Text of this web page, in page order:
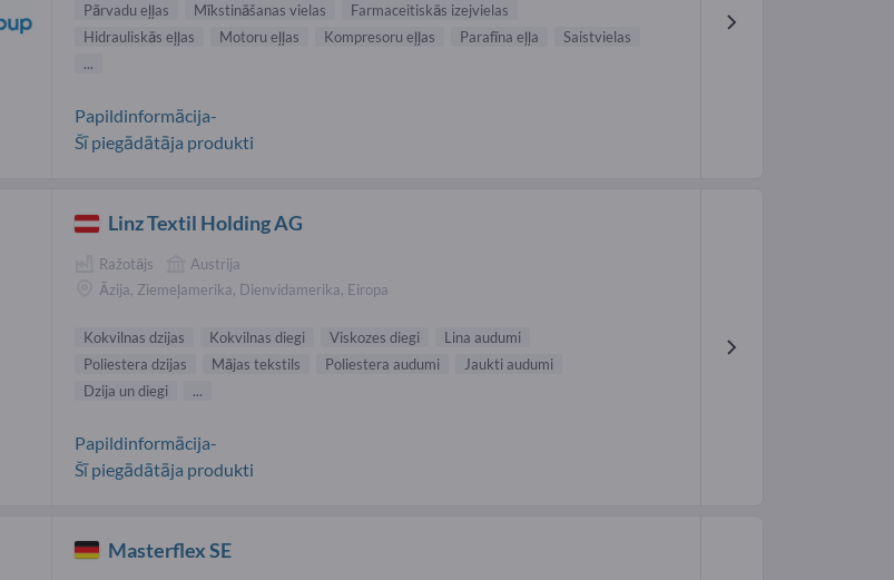
Pārvadu eļļas Mīkstināšanas vielas
Farmaceitiskās izejvielas
Hidrauliskās eļļas
Motoru eļļas Kompresoru eļļas Parafīna eļļa
Saistvielas
...
Papildinformācija-
Šī piegādātāja produkti
Linz Textil Holding AG
Ražotājs
Austrija
Āzija, Ziemeļamerika, Dienvidamerika, Eiropa
Kokvilnas dzijas Kokvilnas diegi Viskozes diegi
Lina audumi
Poliestera dzijas
Mājas tekstils Poliestera audumi
Jaukti audumi
Dzija un diegi
...
Papildinformācija-
Šī piegādātāja produkti
Masterflex SE